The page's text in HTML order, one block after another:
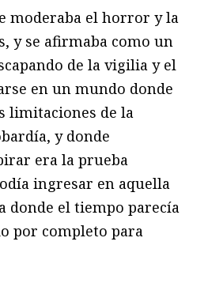
moderaba el horror y la
y se afirmaba como un
de la vigilia y el
en un mundo donde
limitaciones de la
y donde
era la prueba
ingresar en aquella
donde el tiempo parecía
por completo para